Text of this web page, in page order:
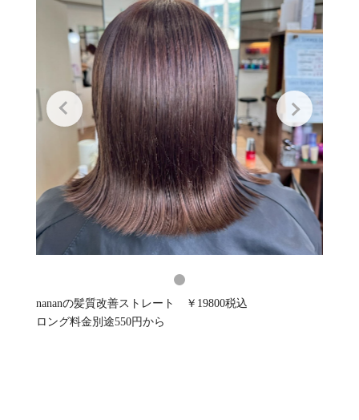
nananの髪質改善ストレート ￥19800税込
ロング料金別途550円から